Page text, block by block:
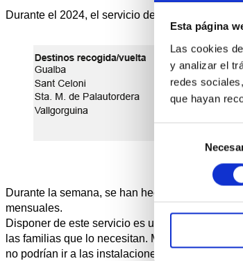
Esta página
Las cookies
y analizar el
redes
que hayan
consentimiento
Durante el 2024, el servicio de transporte
Durante la semana, se han hecho una media
mensuales.
Disponer de este servicio es una facilidad para
las familias que lo necesitan. Muchos no
no podrían ir a las instalaciones de la